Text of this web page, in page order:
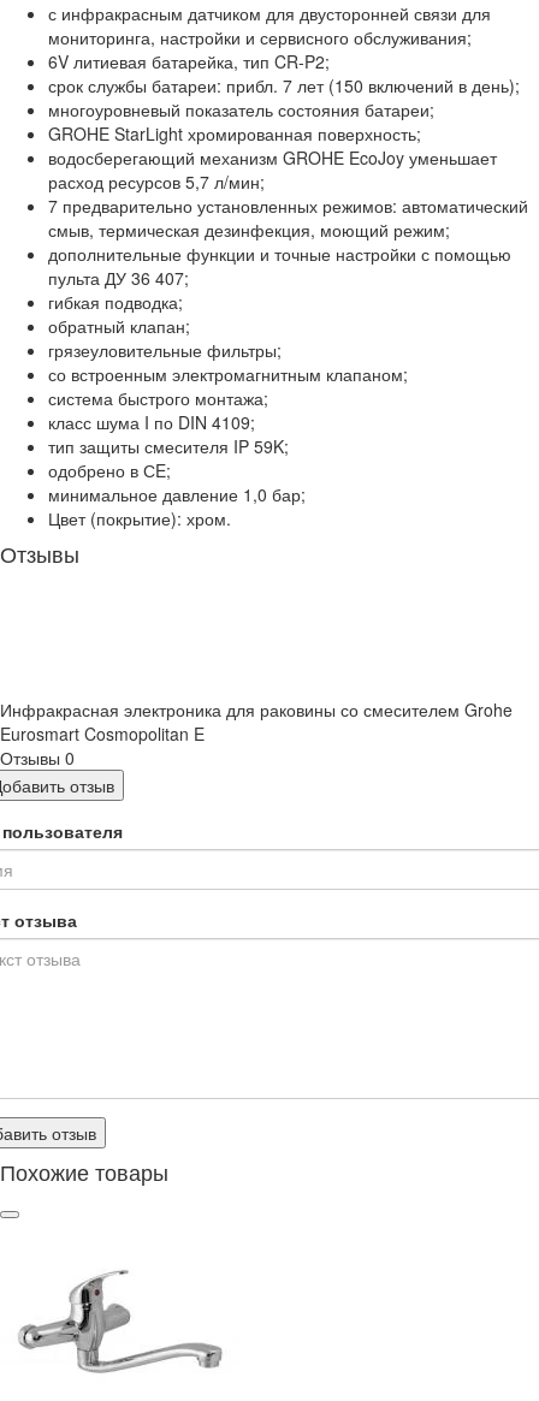
с инфракрасным датчиком для двусторонней связи для
мониторинга, настройки и сервисного обслуживания;
6V литиевая батарейка, тип CR-P2;
срок службы батареи: прибл. 7 лет (150 включений в день);
многоуровневый показатель состояния батареи;
GROHE StarLight хромированная поверхность;
водосберегающий механизм GROHE EcoJoy уменьшает
расход ресурсов 5,7 л/мин;
7 предварительно установленных режимов: автоматический
смыв, термическая дезинфекция, моющий режим;
дополнительные функции и точные настройки с помощью
пульта ДУ 36 407;
гибкая подводка;
обратный клапан;
грязеуловительные фильтры;
со встроенным электромагнитным клапаном;
система быстрого монтажа;
класс шума I по DIN 4109;
тип защиты смесителя IP 59K;
одобрено в СE;
минимальное давление 1,0 бар;
Цвет (покрытие): хром.
Отзывы
Инфракрасная электроника для раковины со смесителем Grohe
Eurosmart Cosmopolitan E
Отзывы 0
отзыв
отзыва
отзыв
Похожие товары